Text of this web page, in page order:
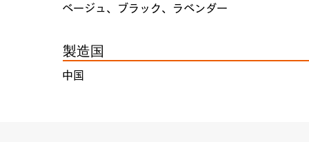
ベージュ、ブラック、ラベンダー
製造国
中国